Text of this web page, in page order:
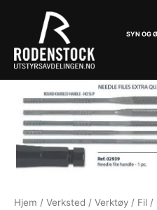
innholdet
SYN OG
Hjem / Verksted / Verktøy / Fil /